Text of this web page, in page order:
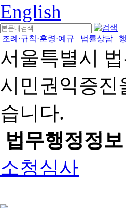
English
조례·규칙·훈령·예규 법률상담
서울특별시
시민권익증진
습니다.
법무행정정보
소청심사